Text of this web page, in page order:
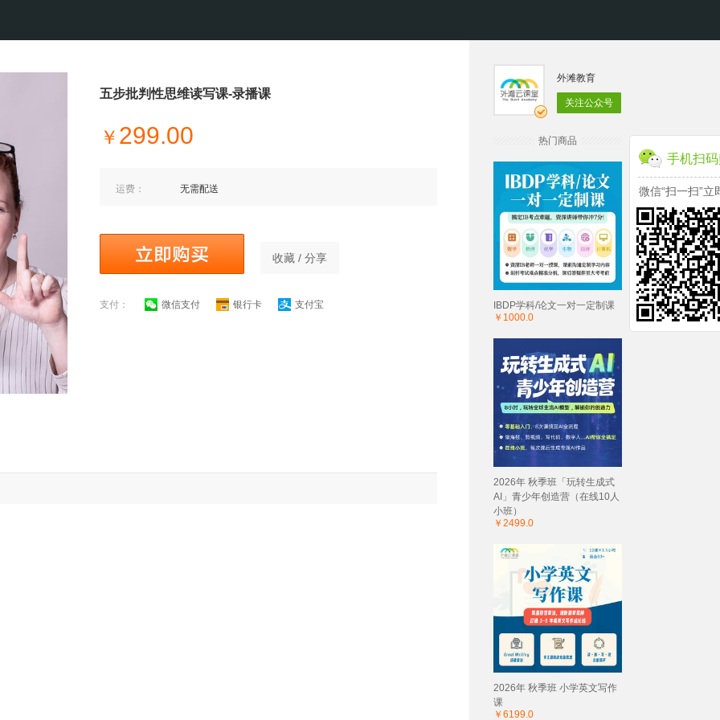
五步批判性思维读写课-录播课
￥ 299.00
运费： 无需配送
收藏 / 分享
支付： 微信支付 银行卡 支付宝
外滩教育
关注公众号
热门商品
IBDP学科/论文一对一定制课
￥1000.0
2026年 秋季班「玩转生成式
AI」青少年创造营（在线10人
小班）
￥2499.0
2026年 秋季班 小学英文写作
课
￥6199.0
手机扫
微信“扫一扫”立